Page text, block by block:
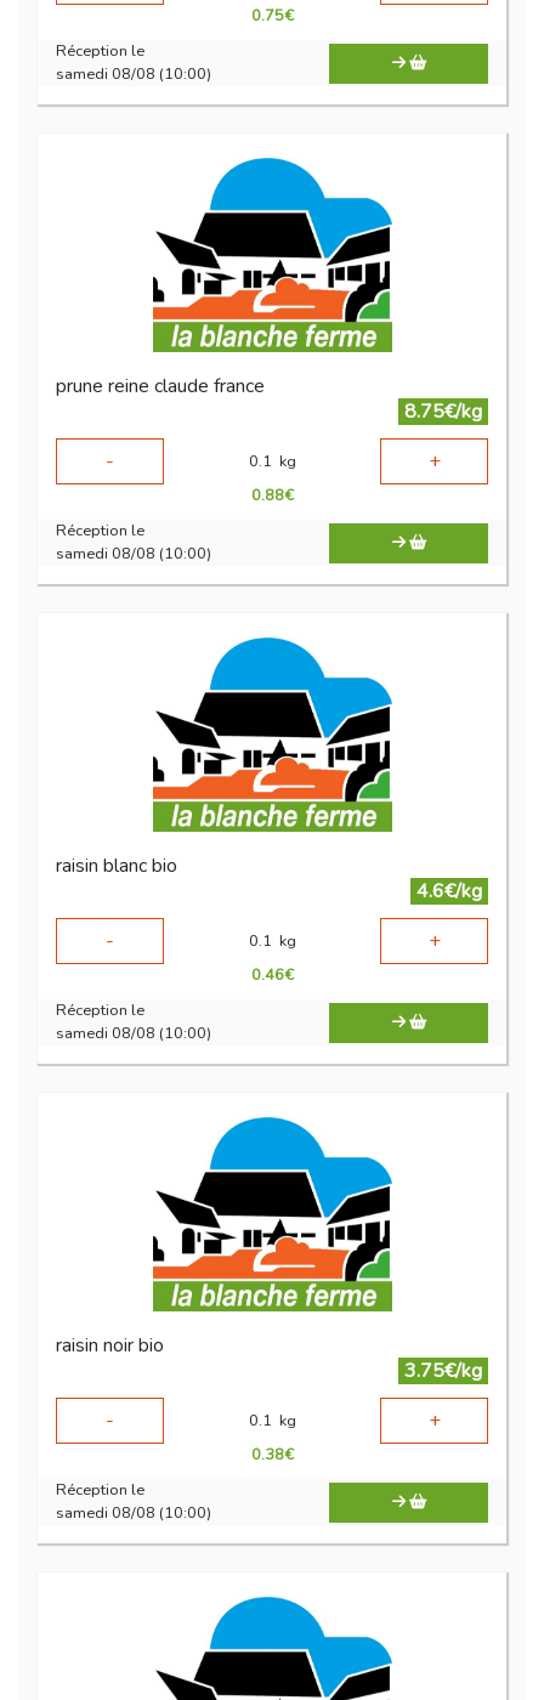
0.75€
Réception le
samedi 08/08 (10:00)
prune reine claude france
8.75€/kg
-
0.1 kg +
0.88€
Réception le
samedi 08/08 (10:00)
raisin blanc bio
4.6€/kg
-
0.1 kg +
0.46€
Réception le
samedi 08/08 (10:00)
raisin noir bio
3.75€/kg
-
0.1 kg +
0.38€
Réception le
samedi 08/08 (10:00)